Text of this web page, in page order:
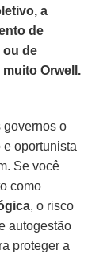
a
de
ou de
Orwell.
governos o
oportunista
Se você
como
, o risco
autogestão
proteger a